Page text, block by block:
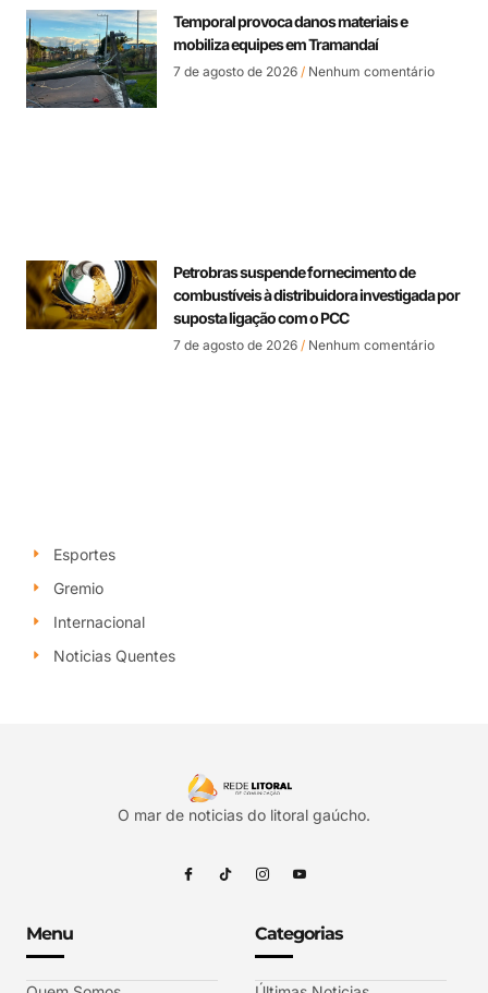
Temporal provoca danos materiais e
mobiliza equipes em Tramandaí
7 de agosto de 2026 Nenhum comentário
Petrobras suspende fornecimento de
combustíveis à distribuidora investigada por
suposta ligação com o PCC
7 de agosto de 2026 Nenhum comentário
Esportes
Gremio
Internacional
Noticias Quentes
O mar de noticias do litoral gaúcho.
Menu Categorias